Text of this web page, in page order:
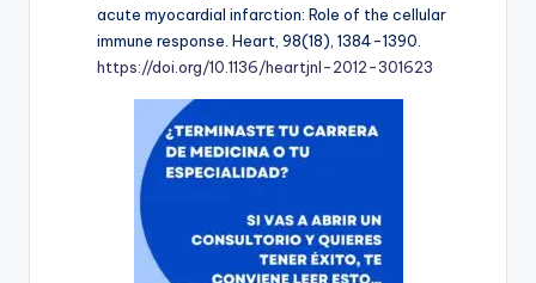
acute myocardial infarction: Role of the cellular
immune response. Heart, 98(18), 1384-1390.
https://doi.org/10.1136/heartjnl-2012-301623